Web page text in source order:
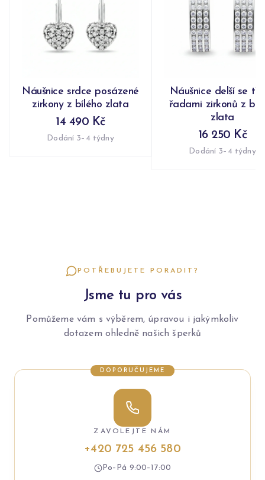
Náušnice srdce posázené
zirkony z bílého zlata
14 490 Kč
Dodání 3–4 týdny
Náušnice delší se
řadami zirkonů z
zlata
16 250 Kč
Dodání 3–4 týdny
POTŘEBUJETE PORADIT?
Jsme tu pro vás
Pomůžeme vám s výběrem, úpravou i jakýmkoliv
dotazem ohledně našich šperků
DOPORUČUJEME
ZAVOLEJTE NÁM
+420 725 456 580
Po–Pá 9:00–17:00